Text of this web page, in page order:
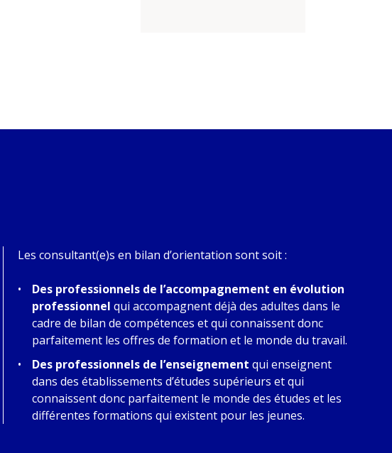
Les consultant(e)s en bilan d’orientation sont soit :
Des professionnels de l’accompagnement en évolution
professionnel qui accompagnent déjà des adultes dans le
cadre de bilan de compétences et qui connaissent donc
parfaitement les offres de formation et le monde du travail.
Des professionnels de l’enseignement qui enseignent
dans des établissements d’études supérieurs et qui
connaissent donc parfaitement le monde des études et les
différentes formations qui existent pour les jeunes.